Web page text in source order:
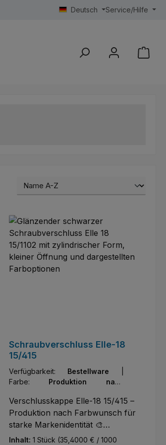
Deutsch Service/Hilfe
Schraubverschluss Elle-18
15/415
Verfügbarkeit: Bestellware
Farbe: Produktion nach
Verschlusskappe Elle-18 15/415 –
Produktion nach Farbwunsch für
starke Markenidentität 🎨
Maßgeschneiderte Farbgestaltung
Inhalt: 1 Stück (35,4000 € / 1000